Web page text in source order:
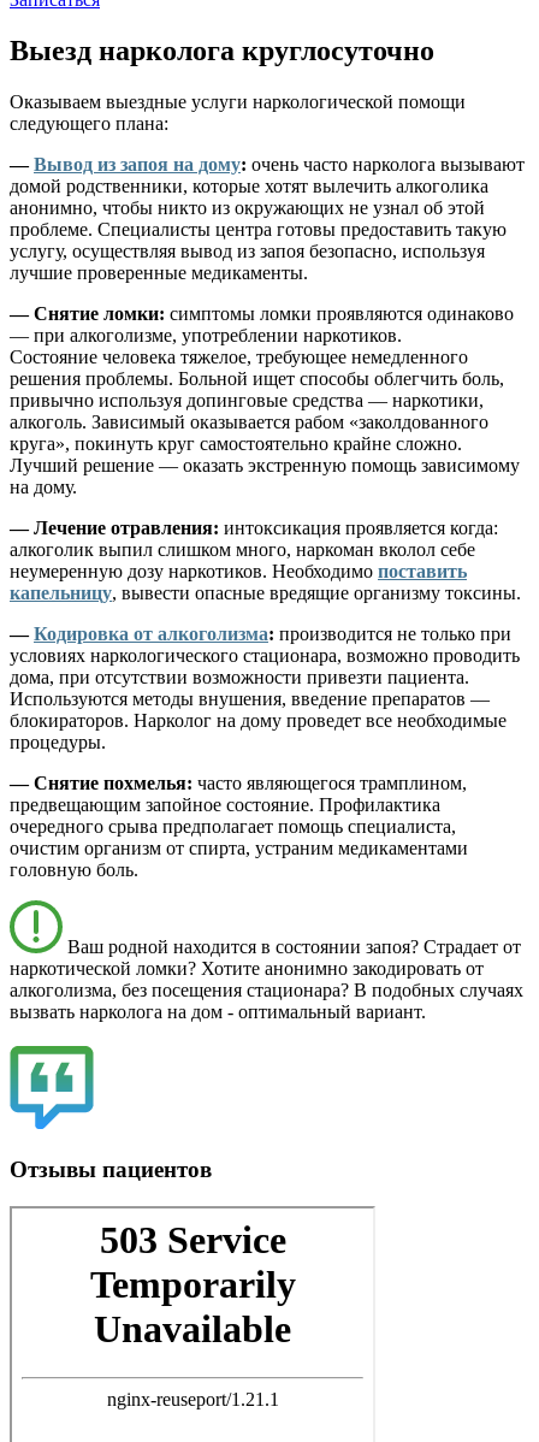
Выезд нарколога круглосуточно
Оказываем выездные услуги наркологической помощи
следующего плана:
—Вывод из запоя на дому: очень часто нарколога вызывают
домой родственники, которые хотят вылечить алкоголика
анонимно, чтобы никто из окружающих не узнал об этой
проблеме. Специалисты центра готовы предоставить такую
услугу, осуществляя вывод из запоя безопасно, используя
лучшие проверенные медикаменты.
— Снятие ломки: симптомы ломки проявляются одинаково
— при алкоголизме, употреблении наркотиков.
Состояние человека тяжелое, требующее немедленного
решения проблемы. Больной ищет способы облегчить боль,
привычно используя допинговые средства — наркотики,
алкоголь. Зависимый оказывается рабом «заколдованного
круга», покинуть круг самостоятельно крайне сложно.
Лучший решение — оказать экстренную помощь зависимому
на дому.
— Лечение отравления: интоксикация проявляется когда:
алкоголик выпил слишком много, наркоман вколол себе
неумеренную дозу наркотиков. Необходимо поставить
капельницу, вывести опасные вредящие организму токсины.
—Кодировка от алкоголизма: производится не только при
условиях наркологического стационара, возможно проводить
дома, при отсутствии возможности привезти пациента.
Используются методы внушения, введение препаратов —
блокираторов. Нарколог на дому проведет все необходимые
процедуры.
— Снятие похмелья: часто являющегося трамплином,
предвещающим запойное состояние. Профилактика
очередного срыва предполагает помощь специалиста,
очистим организм от спирта, устраним медикаментами
головную боль.
Ваш родной находится в состоянии запоя? Страдает от
наркотической ломки? Хотите анонимно закодировать от
алкоголизма, без посещения стационара? В подобных случаях
вызвать нарколога на дом - оптимальный вариант.
Отзывы пациентов